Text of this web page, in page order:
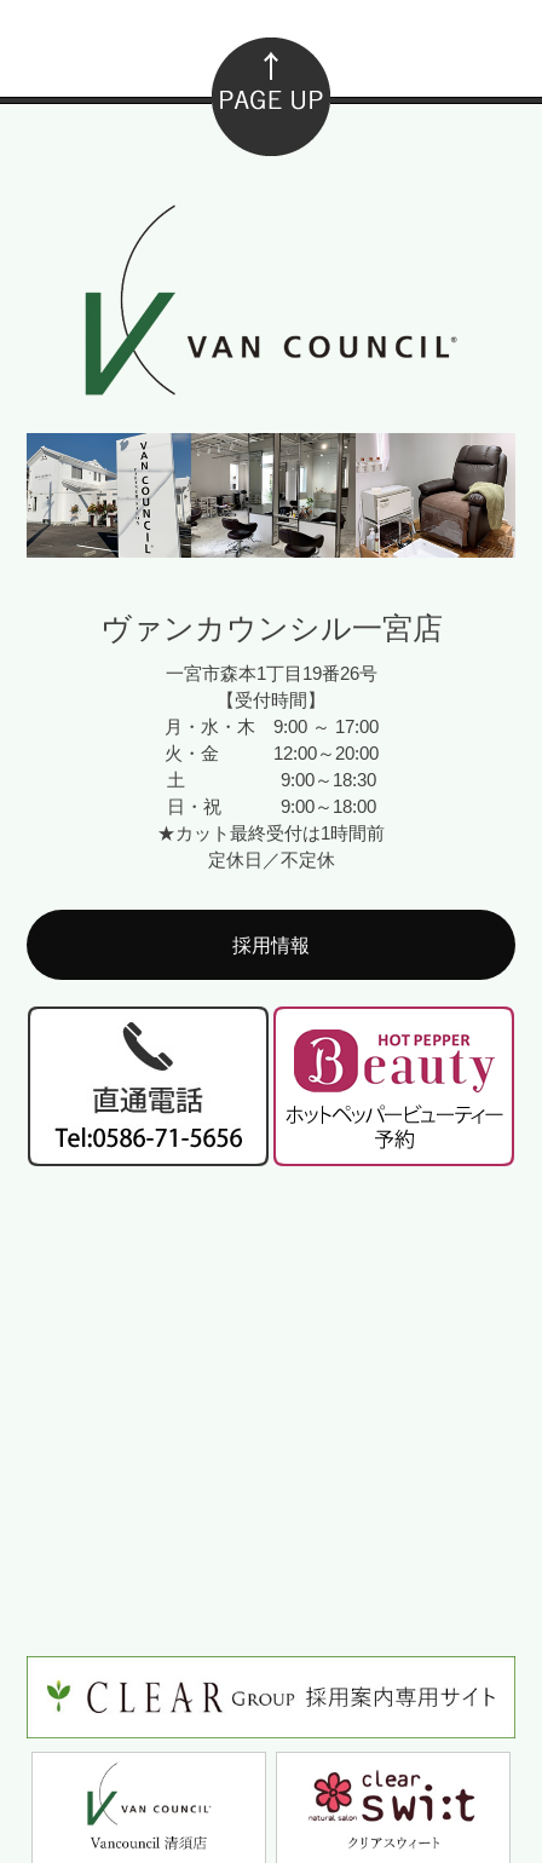
ヴァンカウンシル一宮店
一宮市森本1丁目19番26号
【受付時間】
月・水・木 9:00 ～ 17:00
火・金 12:00～20:00
土 9:00～18:30
日・祝 9:00～18:00
★カット最終受付は1時間前
定休日／不定休
採用情報